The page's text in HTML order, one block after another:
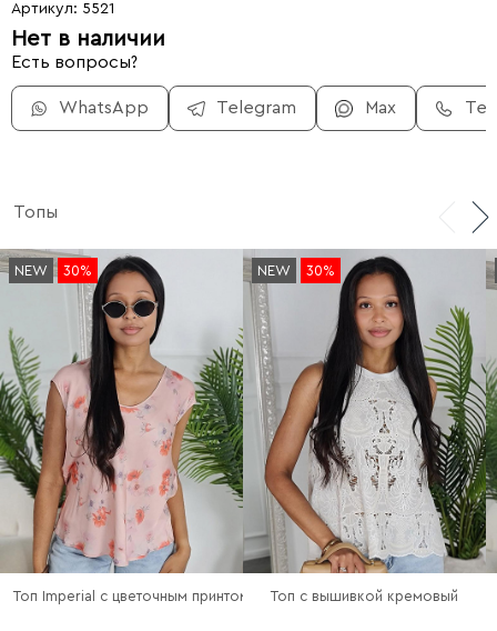
Артикул: 5521
Нет в наличии
Есть вопросы?
WhatsApp Telegram Max
Топы
NEW 30%
Топ Imperial с цветочным принтом пудровый
NEW 30%
Топ с вышивкой кремовый